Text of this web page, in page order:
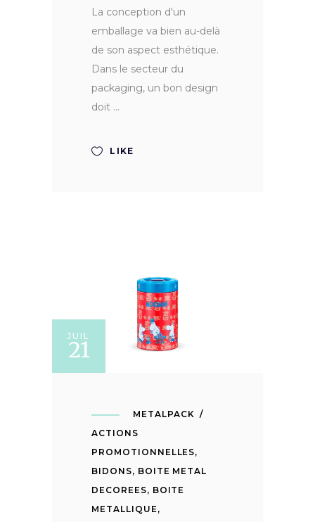
La conception d'un
emballage va bien au-delà
de son aspect esthétique.
Dans le secteur du
packaging, un bon design
doit
LIKE
JUIL
21
METALPACK
ACTIONS
PROMOTIONNELLES,
BIDONS, BOITE METAL
DECOREES, BOITE
METALLIQUE,